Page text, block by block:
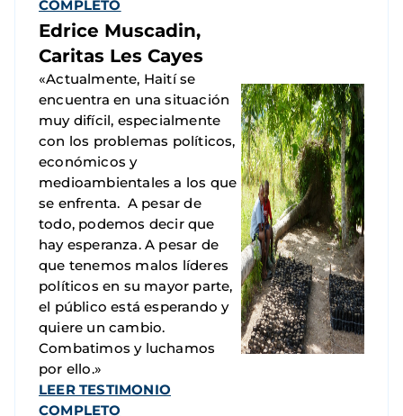
COMPLETO
Edrice Muscadin,
Caritas Les Cayes
«Actualmente, Haití se
encuentra en una situación
muy difícil, especialmente
con los problemas políticos,
económicos y
medioambientales a los que
se enfrenta. A pesar de
todo, podemos decir que
hay esperanza. A pesar de
que tenemos malos líderes
políticos en su mayor parte,
el público está esperando y
quiere un cambio.
Combatimos y luchamos
por ello.»
LEER TESTIMONIO
COMPLETO